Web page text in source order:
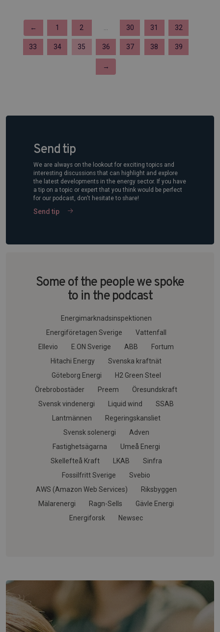
← 1 2 30 31 32
33 34 35 36 37 38 39
→
Send tip
We are always on the lookout for exciting topics and
interesting discussions that can highlight and explore
the latest developments in the energy sector. If you have
a tip on a topic or expert that you think would be perfect
for our podcast, don't hesitate to share!
Send tip
Some of the people we spoke
to in the podcast
Energimarknadsinspektionen
Energiföretagen Sverige
Vattenfall
Ellevio
E.ON Sverige ABB
Fortum
Hitachi Energy
Svenska kraftnät
Göteborg Energi
H2 Green Steel
Örebrobostäder
Preem
Öresundskraft
Svensk vindenergi
Liquid wind
SSAB
Lantmännen
Regeringskansliet
Svensk solenergi
Adven
Fastighetsägarna
Umeå Energi
Skellefteå Kraft
LKAB
Sinfra
Fossilfritt Sverige
Svebio
AWS (Amazon Web Services)
Riksbyggen
Mälarenergi
Ragn-Sells
Gävle Energi
Energiforsk
Newsec